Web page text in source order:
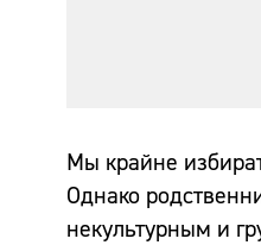
Мы крайне
Однако
некультурным и